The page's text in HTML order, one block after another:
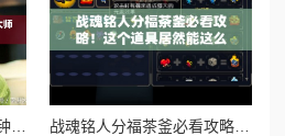
战魂铭人分福茶釜必看攻略！这个道具居然能这么用？逆天功能秒懂！